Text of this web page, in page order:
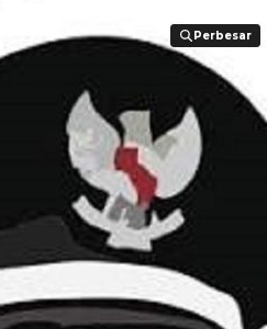
Perbesar
Perbesar